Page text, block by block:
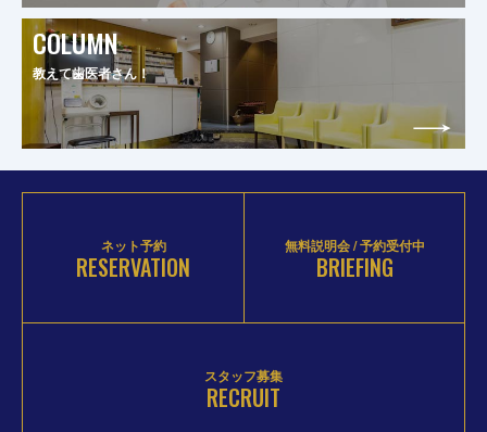
COLUMN
教えて歯医者さん！
ネット予約
RESERVATION
無料説明会 / 予約受付中
BRIEFING
スタッフ募集
RECRUIT